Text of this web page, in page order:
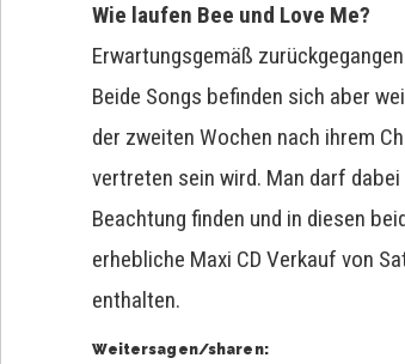
Wie laufen Bee und Love Me?
Erwartungsgemäß
Beide Songs befinden sich aber
der zweiten Wochen nach ihrem
vertreten sein wird. Man darf
Beachtung finden und in diesen
erhebliche Maxi CD Verkauf von
enthalten.
Weitersagen/sharen: